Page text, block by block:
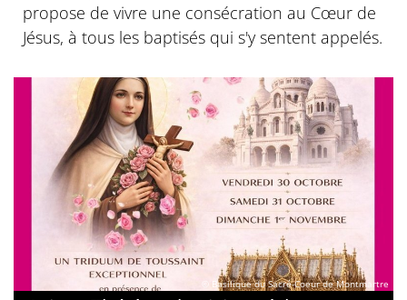
propose de vivre une consécration au Cœur de
Jésus, à tous les baptisés qui s'y sentent appelés.
© Basilique du Sacré-Coeur de Montmartre